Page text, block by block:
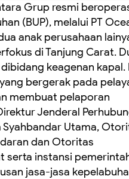
Grup resmi
(BUP), melalui PT
anak perusahaan
di Tanjung Carat.
keagenan kapal.
bergerak pada
membuat pelaporan
Jenderal
Syahbandar Utama,
dan Otoritas
serta instansi
jasa-jasa